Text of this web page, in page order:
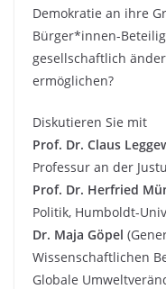
Demokratie an ihre
Bürger*innen-
gesellschaftlich
ermöglichen?
Diskutieren Sie mit
Prof. Dr. Claus
Professur an der
Prof. Dr. Herfried
Politik, Humboldt-
Dr. Maja Göpel
Wissenschaftlichen
Globale